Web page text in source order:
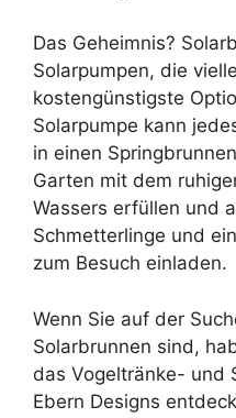
Das Geheimnis?
Solarpumpen, die
kostengünstigste
Solarpumpe kann
in einen
Garten mit dem
Wassers erfüllen und
Schmetterlinge und
zum Besuch einladen.
Wenn Sie auf der
Solarbrunnen sind,
das Vogeltränke- und
Ebern Designs